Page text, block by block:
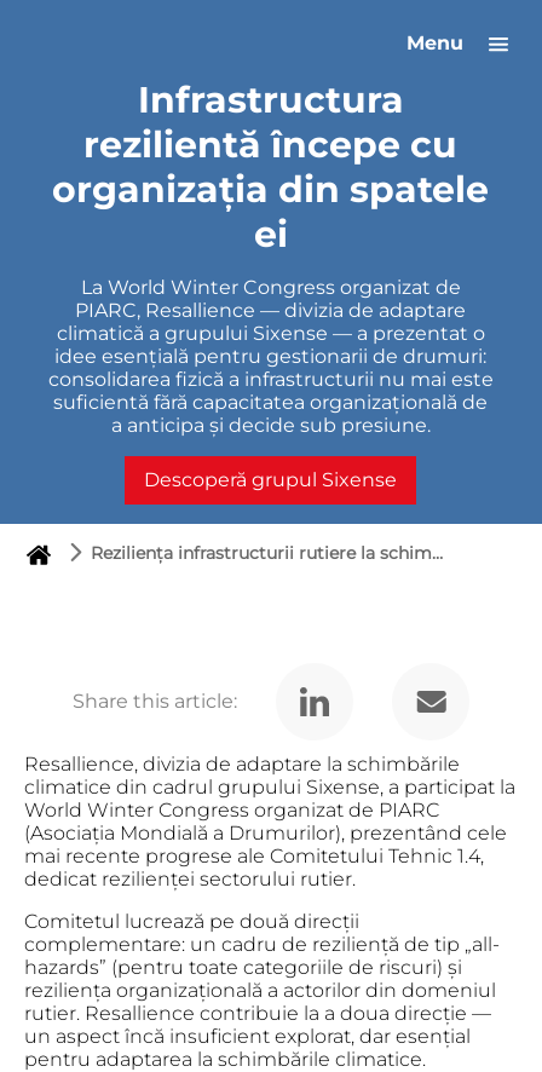
Menu
Infrastructura
rezilientă începe cu
organizația din spatele
ei
La World Winter Congress organizat de
PIARC, Resallience — divizia de adaptare
climatică a grupului Sixense — a prezentat o
idee esențială pentru gestionarii de drumuri:
consolidarea fizică a infrastructurii nu mai este
suficientă fără capacitatea organizațională de
a anticipa și decide sub presiune.
Descoperă grupul Sixense
Reziliența infrastructurii rutiere la schimbări climatice: Resallience, parte din grupul Sixense, la PIARC 2026
Share this article:
Resallience, divizia de adaptare la schimbările
climatice din cadrul grupului Sixense, a participat la
World Winter Congress organizat de PIARC
(Asociația Mondială a Drumurilor), prezentând cele
mai recente progrese ale Comitetului Tehnic 1.4,
dedicat rezilienței sectorului rutier.
Comitetul lucrează pe două direcții
complementare: un cadru de reziliență de tip „all-
hazards” (pentru toate categoriile de riscuri) și
reziliența organizațională a actorilor din domeniul
rutier. Resallience contribuie la a doua direcție —
un aspect încă insuficient explorat, dar esențial
pentru adaptarea la schimbările climatice.